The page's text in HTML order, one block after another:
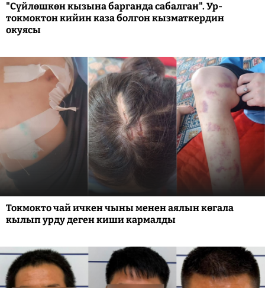
"Сүйлөшкөн кызына барганда сабалган". Ур-
токмоктон кийин каза болгон кызматкердин
окуясы
Токмокто чай ичкен чыны менен аялын көгала
кылып урду деген киши кармалды